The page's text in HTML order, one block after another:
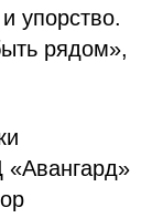
упорство.
рядом»,
«Авангард»